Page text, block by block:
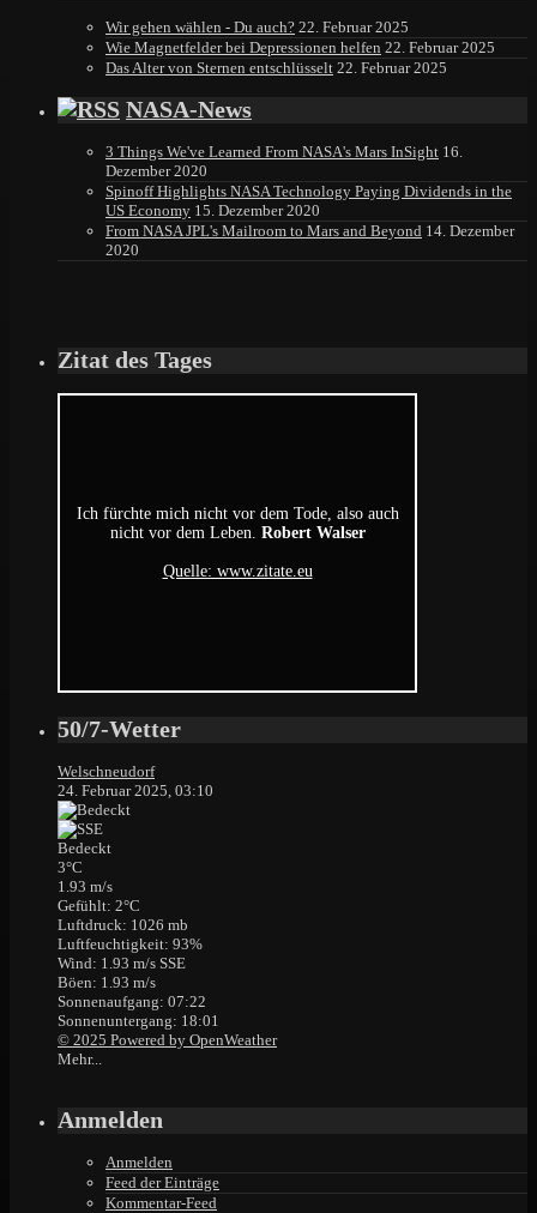
Wir gehen wählen - Du auch? 22. Februar 2025
Wie Magnetfelder bei Depressionen helfen 22. Februar 2025
Das Alter von Sternen entschlüsselt 22. Februar 2025
NASA-News
3 Things We've Learned From NASA's Mars InSight 16.
Dezember 2020
Spinoff Highlights NASA Technology Paying Dividends in the
US Economy 15. Dezember 2020
From NASA JPL's Mailroom to Mars and Beyond 14. Dezember
2020
Zitat des Tages
50/7-Wetter
Welschneudorf
24. Februar 2025, 03:10
Bedeckt
3°C
1.93 m/s
Gefühlt: 2°C
Luftdruck: 1026 mb
Luftfeuchtigkeit: 93%
Wind: 1.93 m/s SSE
Böen: 1.93 m/s
Sonnenaufgang: 07:22
Sonnenuntergang: 18:01
© 2025 Powered by OpenWeather
Mehr...
Anmelden
Anmelden
Feed der Einträge
Kommentar-Feed